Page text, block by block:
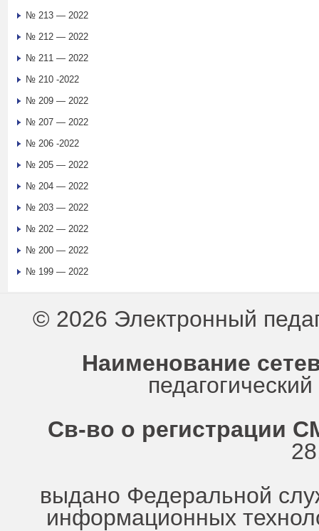
№ 213 — 2022
№ 212 — 2022
№ 211 — 2022
№ 210 -2022
№ 209 — 2022
№ 207 — 2022
№ 206 -2022
№ 205 — 2022
№ 204 — 2022
№ 203 — 2022
№ 202 — 2022
№ 200 — 2022
№ 199 — 2022
© 2026 Электронный
Наименование
Св-во о регистрации
выдано Федеральной
информационных